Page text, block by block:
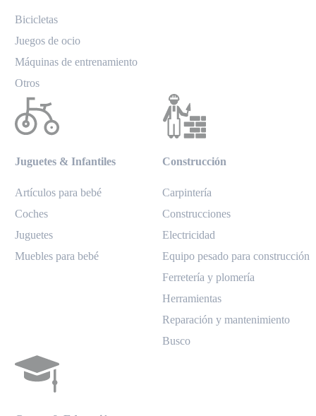
Bicicletas
Juegos de ocio
Máquinas de entrenamiento
Otros
Juguetes & Infantiles
Artículos para bebé
Coches
Juguetes
Muebles para bebé
Construcción
Carpintería
Construcciones
Electricidad
Equipo pesado para construcción
Ferretería y plomería
Herramientas
Reparación y mantenimiento
Busco